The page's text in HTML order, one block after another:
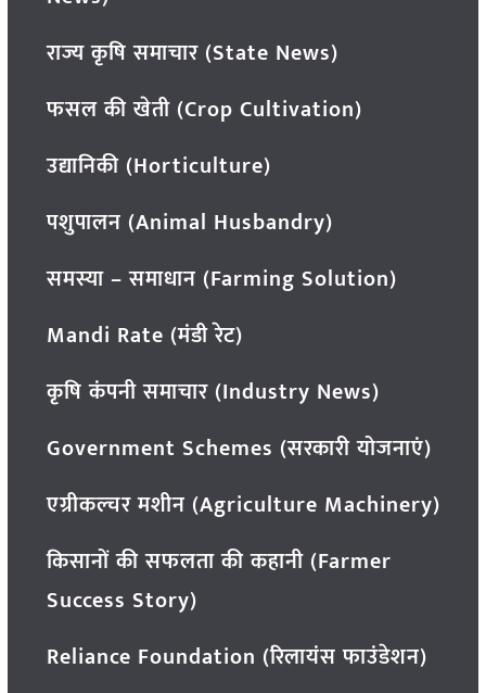
राज्य कृषि समाचार (State News)
फसल की खेती (Crop Cultivation)
उद्यानिकी (Horticulture)
पशुपालन (Animal Husbandry)
समस्या – समाधान (Farming Solution)
Mandi Rate (मंडी रेट)
कृषि कंपनी समाचार (Industry News)
Government Schemes (सरकारी योजनाएं)
एग्रीकल्चर मशीन (Agriculture Machinery)
किसानों की सफलता की कहानी (Farmer
Success Story)
Reliance Foundation (रिलायंस फाउंडेशन)